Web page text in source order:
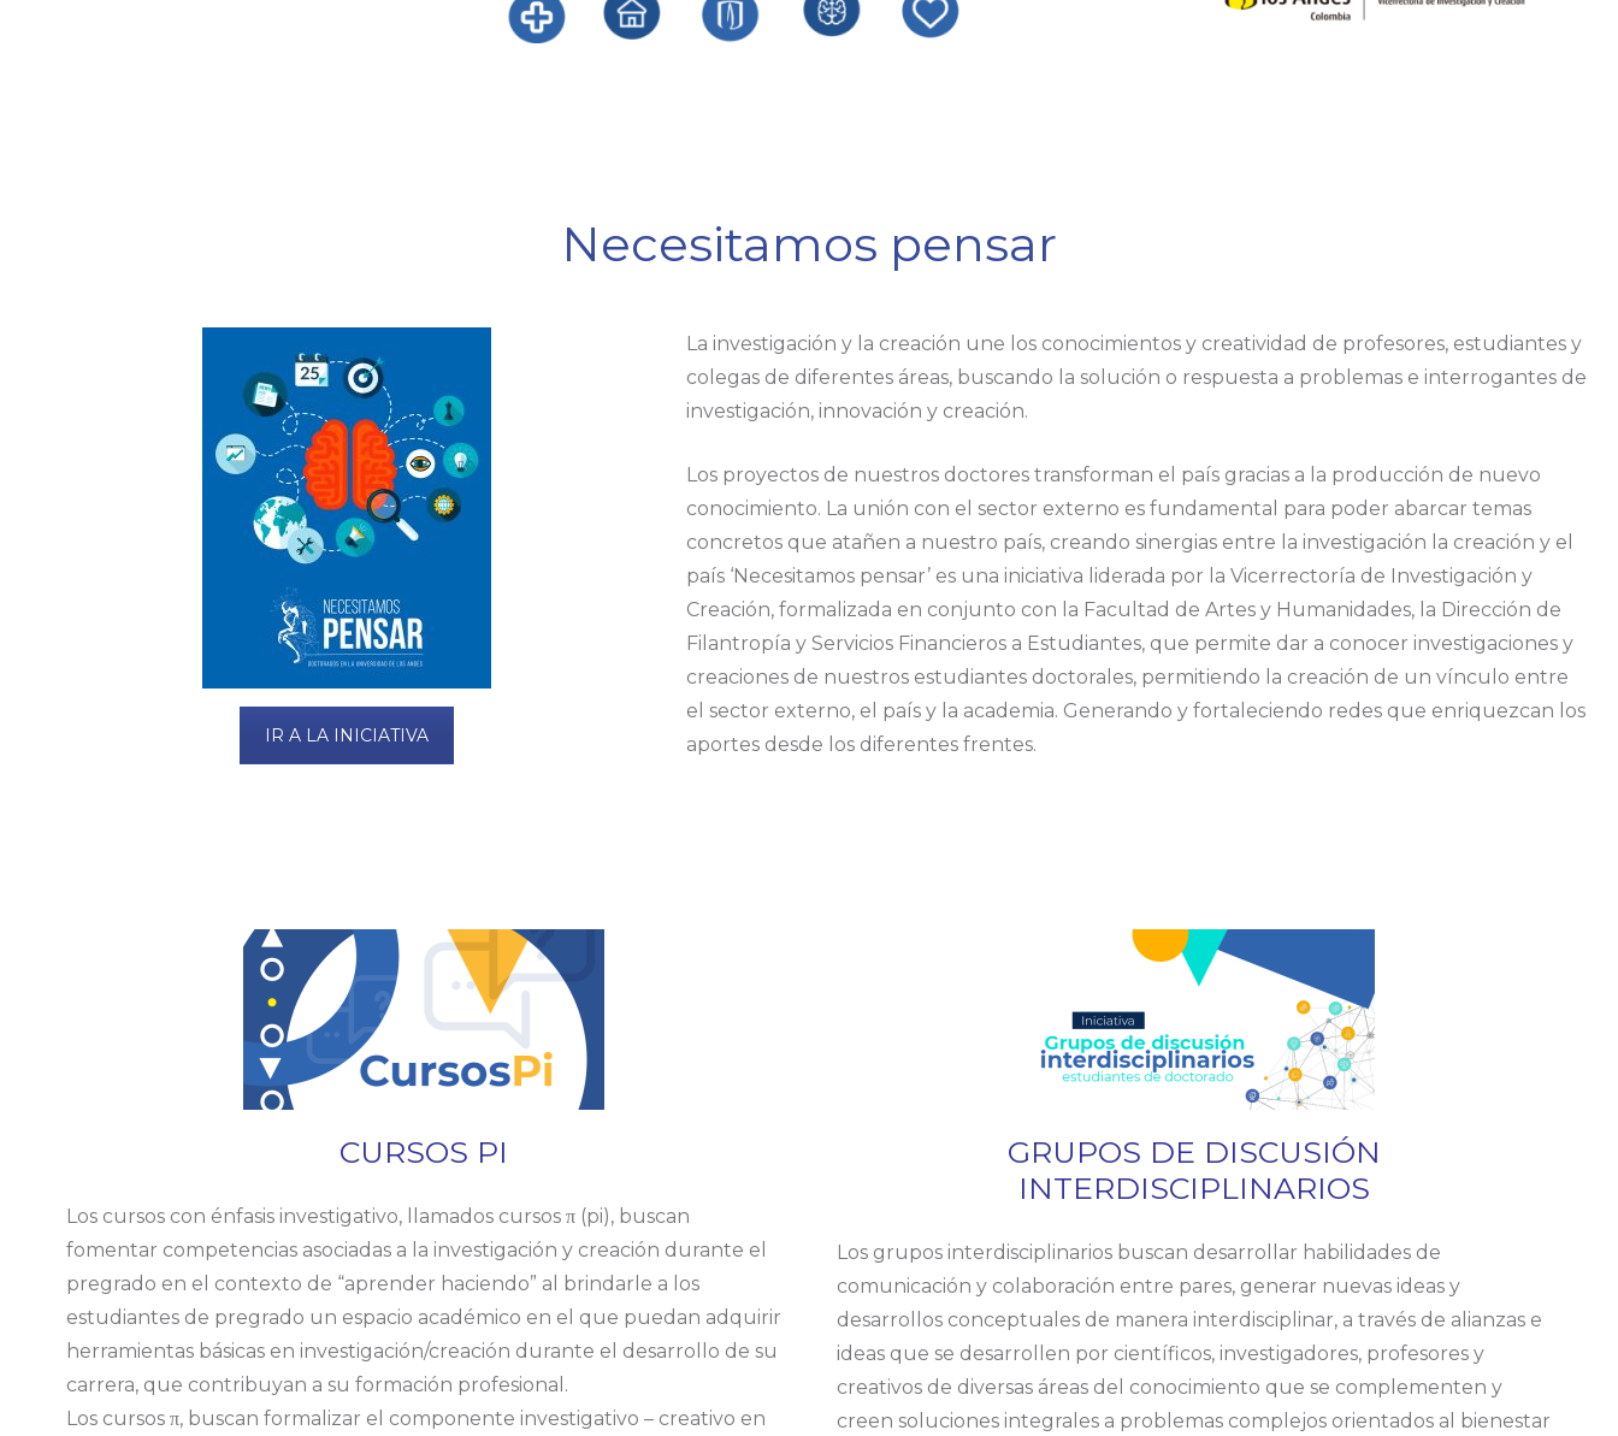
Necesitamos pensar
IR A LA INICIATIVA
La investigación y la creación une los conocimientos y creatividad de profesores, estudiantes y
colegas de diferentes áreas, buscando la solución o respuesta a problemas e interrogantes de
investigación, innovación y creación.
Los proyectos de nuestros doctores transforman el país gracias a la producción de nuevo
conocimiento. La unión con el sector externo es fundamental para poder abarcar temas
concretos que atañen a nuestro país, creando sinergias entre la investigación la creación y el
país ‘Necesitamos pensar’ es una iniciativa liderada por la Vicerrectoría de Investigación y
Creación, formalizada en conjunto con la Facultad de Artes y Humanidades, la Dirección de
Filantropía y Servicios Financieros a Estudiantes, que permite dar a conocer investigaciones y
creaciones de nuestros estudiantes doctorales, permitiendo la creación de un vínculo entre
el sector externo, el país y la academia. Generando y fortaleciendo redes que enriquezcan los
aportes desde los diferentes frentes.
CURSOS PI
Los cursos con énfasis investigativo, llamados cursos π (pi), buscan
fomentar competencias asociadas a la investigación y creación durante el
pregrado en el contexto de “aprender haciendo” al brindarle a los
estudiantes de pregrado un espacio académico en el que puedan adquirir
herramientas básicas en investigación/creación durante el desarrollo de su
carrera, que contribuyan a su formación profesional.
Los cursos π, buscan formalizar el componente investigativo – creativo en
GRUPOS DE DISCUSIÓN
INTERDISCIPLINARIOS
Los grupos interdisciplinarios buscan desarrollar habilidades de
comunicación y colaboración entre pares, generar nuevas ideas y
desarrollos conceptuales de manera interdisciplinar, a través de alianzas e
ideas que se desarrollen por científicos, investigadores, profesores y
creativos de diversas áreas del conocimiento que se complementen y
creen soluciones integrales a problemas complejos orientados al bienestar